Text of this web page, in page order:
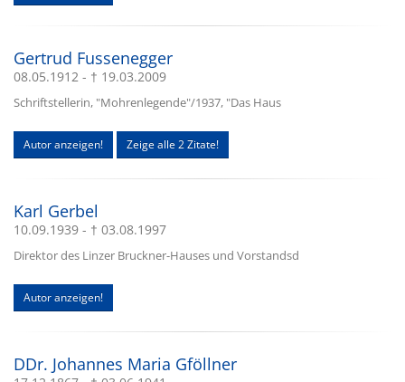
Gertrud Fussenegger
08.05.1912 - † 19.03.2009
Schriftstellerin, "Mohrenlegende"/1937, "Das Haus
Autor anzeigen! Zeige alle 2 Zitate!
Karl Gerbel
10.09.1939 - † 03.08.1997
Direktor des Linzer Bruckner-Hauses und Vorstandsd
Autor anzeigen!
DDr. Johannes Maria Gföllner